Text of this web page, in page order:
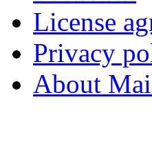
License
Privacy
About